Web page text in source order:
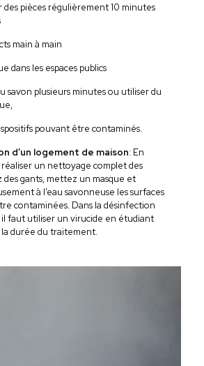
des pièces régulièrement 10 minutes
main à main
dans les espaces publics
savon plusieurs minutes ou utiliser du
pouvant être contaminés.
d’un logement de maison: En
un nettoyage complet des
des gants, mettez un masque et
à l’eau savonneuse les surfaces
contaminées. Dans la désinfection
faut utiliser un virucide en étudiant
la durée du traitement.